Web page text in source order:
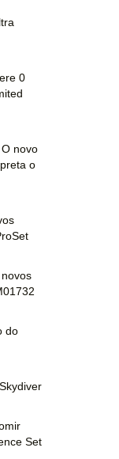
0
novo
o
do
Set